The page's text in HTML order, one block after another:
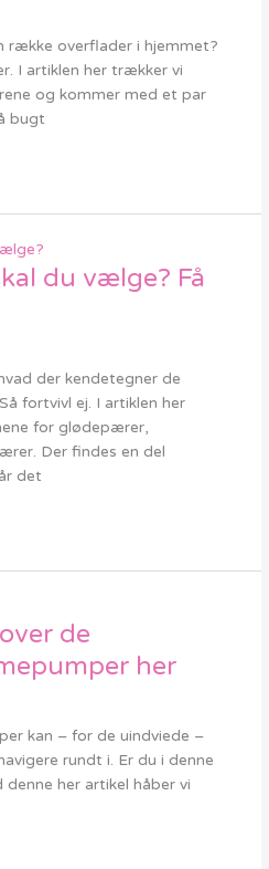
række overflader i hjemmet?
I artiklen her trækker vi
og kommer med et par
bugt
du vælge? Få
der kendetegner de
fortvivl ej. I artiklen her
for glødepærer,
Der findes en del
det
de
her
kan – for de uindviede –
rundt i. Er du i denne
her artikel håber vi